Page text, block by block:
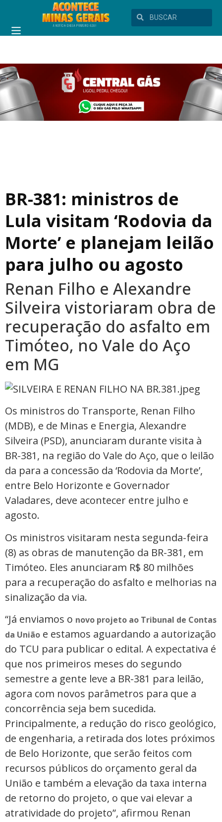
BR-381: ministros de
Lula visitam ‘Rodovia da
Morte’ e planejam leilão
para julho ou agosto
Renan Filho e Alexandre
Silveira vistoriaram obra de
recuperação do asfalto em
Timóteo, no Vale do Aço
em MG
Os ministros do Transporte, Renan Filho
(MDB), e de Minas e Energia, Alexandre
Silveira (PSD), anunciaram durante visita à
BR-381, na região do Vale do Aço, que o leilão
da para a concessão da ‘Rodovia da Morte’,
entre Belo Horizonte e Governador
Valadares, deve acontecer entre julho e
agosto.
Os ministros visitaram nesta segunda-feira
(8) as obras de manutenção da BR-381, em
Timóteo. Eles anunciaram R$ 80 milhões
para a recuperação do asfalto e melhorias na
sinalização da via.
“Já enviamos o novo projeto ao Tribunal de Contas
da União e estamos aguardando a autorização
do TCU para publicar o edital. A expectativa é
que nos primeiros meses do segundo
semestre a gente leve a BR-381 para leilão,
agora com novos parâmetros para que a
concorrência seja bem sucedida.
Principalmente, a redução do risco geológico,
de engenharia, a retirada dos lotes próximos
de Belo Horizonte, que serão feitos com
recursos públicos do orçamento geral da
União e também a elevação da taxa interna
de retorno do projeto, o que vai elevar a
atratividade do projeto”, afirmou Renan